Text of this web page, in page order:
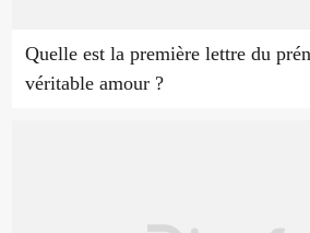
Quelle est la première lettre du
véritable amour ?